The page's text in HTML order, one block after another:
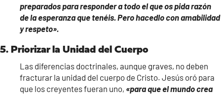
preparados para responder a todo el que os pida razón
de la esperanza que tenéis. Pero hacedlo con amabilidad
y respeto».
5. Priorizar la Unidad del Cuerpo
Las diferencias doctrinales, aunque graves, no deben
fracturar la unidad del cuerpo de Cristo. Jesús oró para
que los creyentes fueran uno, «para que el mundo crea